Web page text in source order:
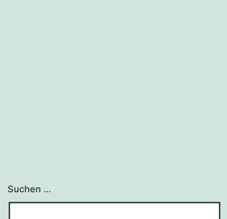
Suchen …